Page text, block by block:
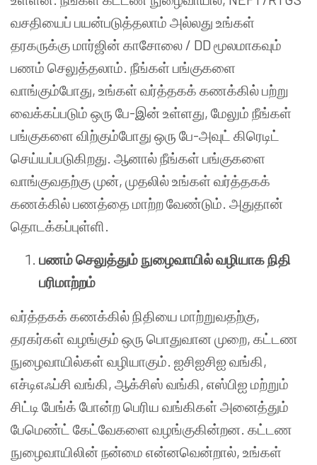
வசதியைப் பயன்படுத்தலாம் அல்லது உங்கள்
தரகருக்கு மார்ஜின் காசோலை / DD மூலமாகவும்
பணம் செலுத்தலாம். நீங்கள் பங்குகளை
வாங்கும்போது, ​​உங்கள் வர்த்தகக் கணக்கில் பற்று
வைக்கப்படும் ஒரு பே-இன் உள்ளது, மேலும் நீங்கள்
பங்குகளை விற்கும்போது ஒரு பே-அவுட் கிரெடிட்
செய்யப்படுகிறது. ஆனால் நீங்கள் பங்குகளை
வாங்குவதற்கு முன், முதலில் உங்கள் வர்த்தகக்
கணக்கில் பணத்தை மாற்ற வேண்டும். அதுதான்
தொடக்கப்புள்ளி.
பணம் செலுத்தும் நுழைவாயில் வழியாக நிதி
பரிமாற்றம்
வர்த்தகக் கணக்கில் நிதியை மாற்றுவதற்கு,
தரகர்கள் வழங்கும் ஒரு பொதுவான முறை, கட்டண
நுழைவாயில்கள் வழியாகும். ஐசிஐசிஐ வங்கி,
எச்டிஎஃப்சி வங்கி, ஆக்சிஸ் வங்கி, எஸ்பிஐ மற்றும்
சிட்டி பேங்க் போன்ற பெரிய வங்கிகள் அனைத்தும்
பேமெண்ட் கேட்வேகளை வழங்குகின்றன. கட்டண
நுழைவாயிலின் நன்மை என்னவென்றால், உங்கள்